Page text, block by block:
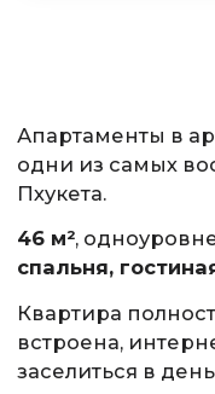
Апартаменты в
одни из самых
Пхукета.
46 м²,
спальня,
Квартира
встроена,
заселиться в